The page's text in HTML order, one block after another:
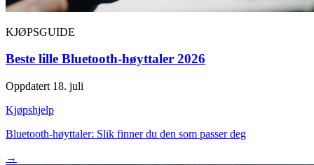
KJØPSGUIDE
Beste lille Bluetooth-høyttaler 2026
Oppdatert 18. juli
Kjøpshjelp
Bluetooth-høyttaler: Slik finner du den som passer deg
→